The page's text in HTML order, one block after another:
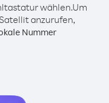
wählen.Um
anzurufen,
Nummer